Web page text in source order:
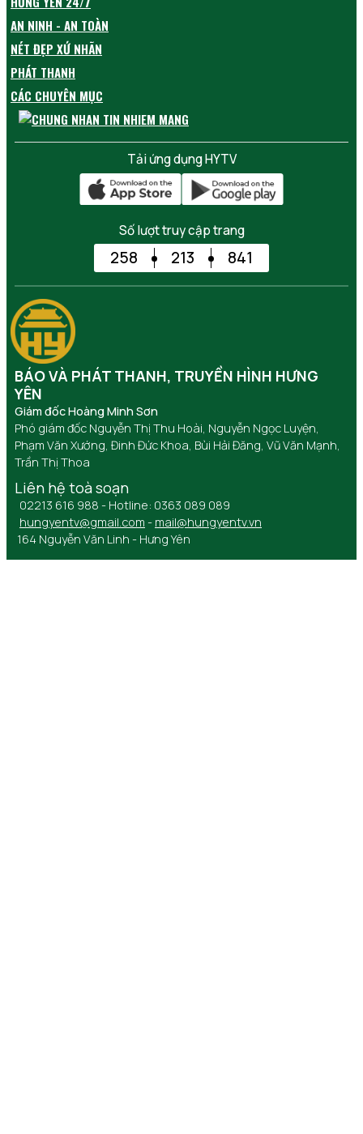
AN NINH - AN TOÀN
NÉT ĐẸP XỨ NHÃN
PHÁT THANH
CÁC CHUYÊN MỤC
Tải ứng dụng HYTV
Số lượt truy cập trang
258 213 841
BÁO VÀ PHÁT THANH, TRUYỀN HÌNH HƯNG
YÊN
Giám đốc Hoàng Minh Sơn
Phó giám đốc Nguyễn Thị Thu Hoài, Nguyễn Ngọc Luyện,
Phạm Văn Xướng, Đinh Đức Khoa, Bùi Hải Đăng, Vũ Văn Mạnh,
Trần Thị Thoa
Liên hệ toà soạn
02213 616 988 - Hotline: 0363 089 089
hungyentv@gmail.com - mail@hungyentv.vn
164 Nguyễn Văn Linh - Hưng Yên